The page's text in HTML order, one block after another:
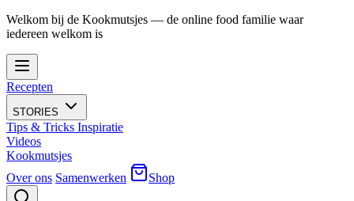
Welkom bij de Kookmutsjes — de online food familie waar
iedereen welkom is
Recepten
STORIES
Tips & Tricks Inspiratie
Videos
Kookmutsjes
Over ons Samenwerken Shop